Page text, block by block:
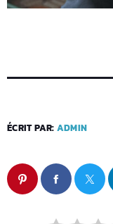
ÉCRIT PAR: ADMIN